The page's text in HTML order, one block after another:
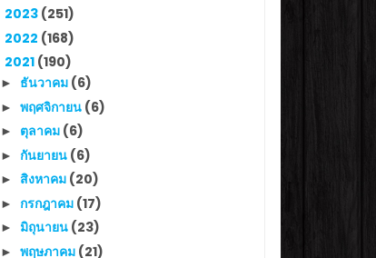
2023 (251)
2022 (168)
2021 (190)
► ธันวาคม (6)
► พฤศจิกายน (6)
► ตุลาคม (6)
► กันยายน (6)
► สิงหาคม (20)
► กรกฎาคม (17)
► มิถุนายน (23)
► พฤษภาคม (21)